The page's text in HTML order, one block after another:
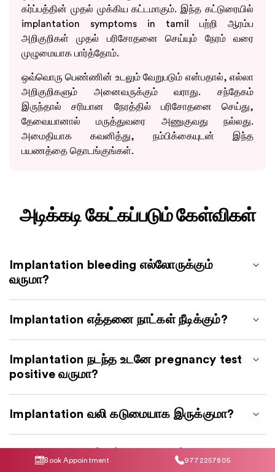
கர்ப்பத்தின் முதல் முக்கிய கட்டமாகும். இந்த கட்டுரையில்
implantation symptoms in tamil பற்றி ஆரம்ப
அறிகுறிகள் முதல் பரிசோதனை செய்யும் நேரம் வரை
முழுமையாக பார்த்தோம்.
ஒவ்வொரு பெண்ணின் உடலும் வேறுபடும் என்பதால், எல்லா
அறிகுறிகளும் அனைவருக்கும் வராது. சந்தேகம்
இருந்தால் சரியான நேரத்தில் பரிசோதனை செய்து,
தேவையானால் மருத்துவரை அணுகுவது நல்லது.
அமைதியாக கவனித்து, நம்பிக்கையுடன் இந்த
பயணத்தை தொடங்குங்கள்.
அடிக்கடி கேட்கப்படும் கேள்விகள்
Implantation bleeding எல்லோருக்கும்
வருமா?
Implantation எத்தனை நாட்கள் நீடிக்கும்?
Implantation நடந்த உடனே pregnancy test
positive வருமா?
Implantation வலி கடுமையாக இருக்குமா?
Implantation மற்றும் period ஒன்றுபோல
தெரியுமா?
Book Appointment 9772257805